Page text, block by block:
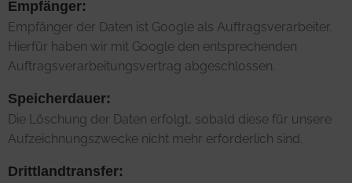
Empfänger:
Empfänger der Daten ist Google als Auftragsverarbeiter.
Hierfür haben wir mit Google den entsprechenden
Auftragsverarbeitungsvertrag abgeschlossen.
Speicherdauer:
Die Löschung der Daten erfolgt, sobald diese für unsere
Aufzeichnungszwecke nicht mehr erforderlich sind.
Drittlandtransfer: